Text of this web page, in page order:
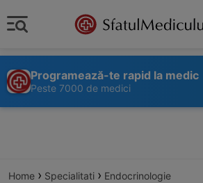
Programează-te rapid la medic
Peste 7000 de medici
Home › Specialitati › Endocrinologie